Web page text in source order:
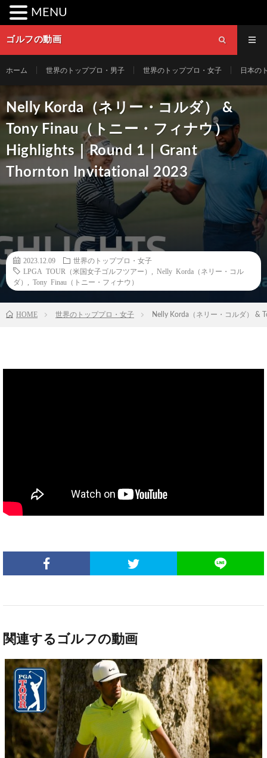
ゴルフの動画
ホーム 世界のトッププロ・男子 世界のトッププロ・女子 日本の
Nelly Korda（ネリー・コルダ） &
Tony Finau（トニー・フィナウ）
Highlights｜Round 1｜Grant
Thornton Invitational 2023
2023.12.09
世界のトッププロ・女子
LPGA TOUR（米国女子ゴルフツアー）
Nelly Korda（ネリー・コル
ダ）
Tony Finau（トニー・フィナウ）
HOME 世界のトッププロ・女子 Nelly Korda（ネリー・コルダ） &
関連するゴルフの動画
MENU